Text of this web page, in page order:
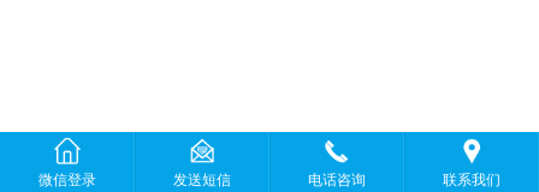
微信登录 发送短信 电话咨询 联系我们